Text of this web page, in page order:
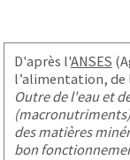
D'après l'ANSES
l’alimentation, de
Outre de l'eau et
des matières
bon